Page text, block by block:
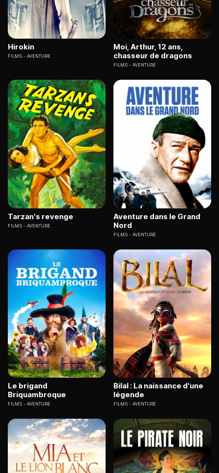
Hirokin
FILMS AVENTURE
Moi, Arthur, 12 ans,
chasseur de dragons
FILMS AVENTURE
Tarzan's revenge
FILMS AVENTURE
Aventure dans le Grand
Nord
FILMS AVENTURE
Le brigand
Briquambroque
FILMS AVENTURE
Bilal : La naissance d'une
légende
FILMS AVENTURE